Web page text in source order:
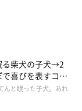
る柴犬の子犬→2
喜びを表すコに
んと眠った子犬。あれ